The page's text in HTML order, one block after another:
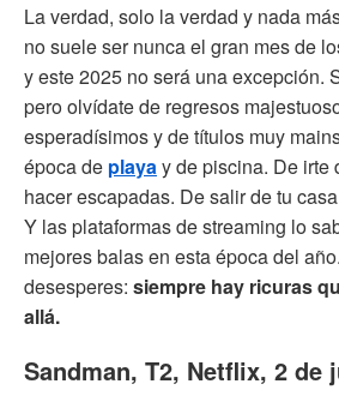
La verdad, solo la verdad y nada
no suele ser nunca el gran mes de
y este 2025 no será una excepción.
pero olvídate de regresos
esperadísimos y de títulos muy
época de playay de piscina. De irte
hacer escapadas. De salir de tu
Y las plataformas de streaming lo
mejores balas en esta época del
desesperes: siempre hay ricuras
allá.
Sandman, T2, Netflix, 2 de